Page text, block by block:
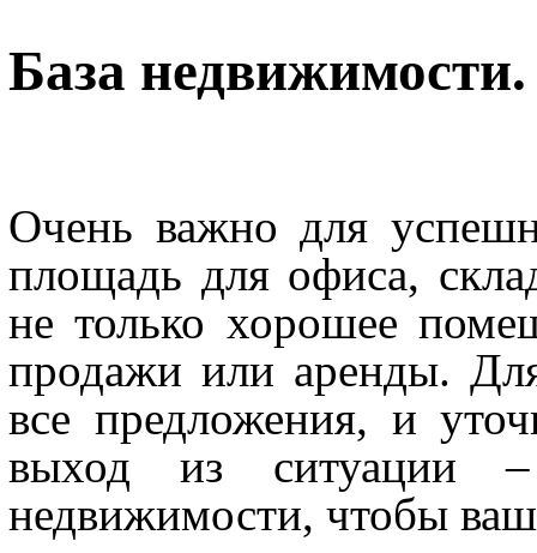
База недвижимости.
Очень важно для
площадь для офиса,
не только хорошее
продажи или аренды.
все предложения, и
выход из ситуации –
недвижимости, чтобы